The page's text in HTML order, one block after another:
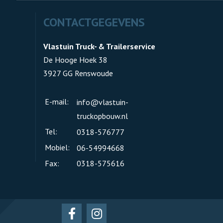
CONTACTGEGEVENS
Vlastuin Truck- & Trailerservice
De Hooge Hoek 38
3927 GG Renswoude
E-mail:
info@vlastuin-
truckopbouw.nl
Tel:
0318-576777
Mobiel:
06-54994668
Fax:
0318-575616